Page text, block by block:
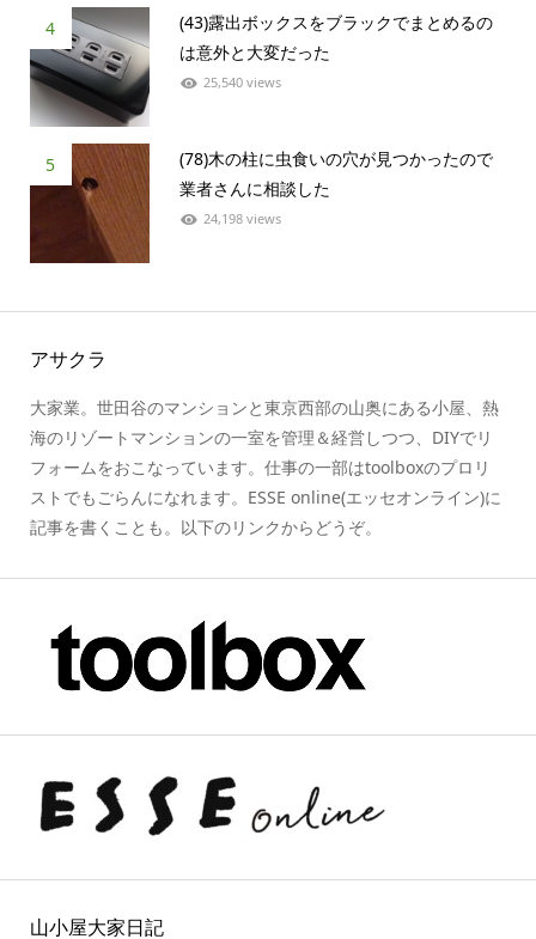
4
(43)露出ボックスをブラックでまとめるの
は意外と大変だった
25,540 views
5
(78)木の柱に虫食いの穴が見つかったので
業者さんに相談した
24,198 views
アサクラ
大家業。世田谷のマンションと東京西部の山奥にある小屋、熱
海のリゾートマンションの一室を管理＆経営しつつ、DIYでリ
フォームをおこなっています。仕事の一部はtoolboxのプロリ
ストでもごらんになれます。ESSE online(エッセオンライン)に
記事を書くことも。以下のリンクからどうぞ。
山小屋大家日記